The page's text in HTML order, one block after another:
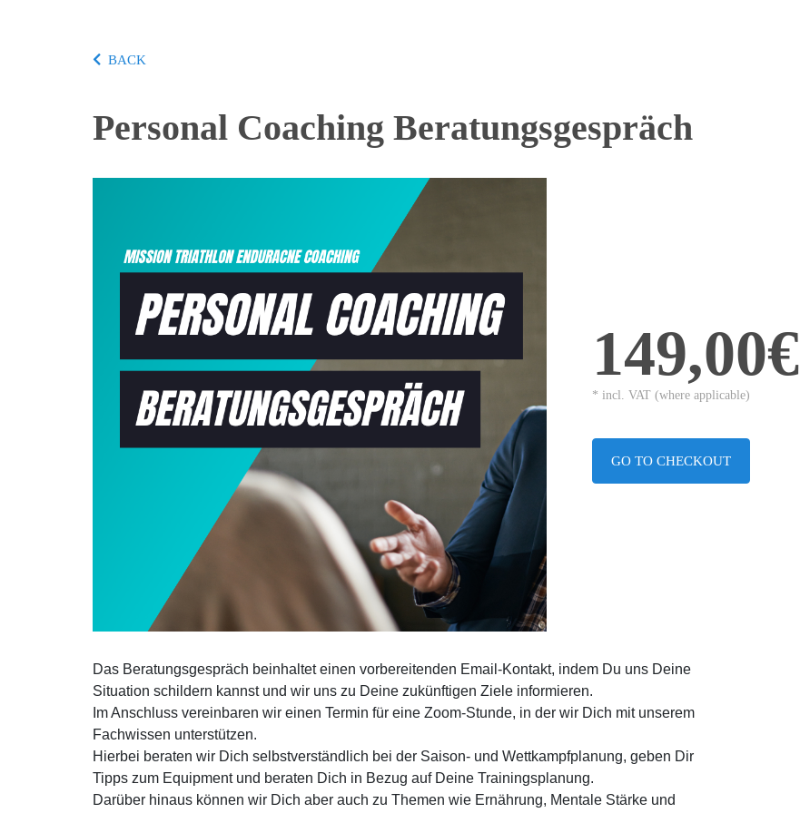
BACK
Personal Coaching Beratungsgespräch
149,00€
* incl. VAT (where applicable)
GO TO CHECKOUT
Das Beratungsgespräch beinhaltet einen vorbereitenden Email-Kontakt, indem Du uns Deine
Situation schildern kannst und wir uns zu Deine zukünftigen Ziele informieren.
Im Anschluss vereinbaren wir einen Termin für eine Zoom-Stunde, in der wir Dich mit unserem
Fachwissen unterstützen.
Hierbei beraten wir Dich selbstverständlich bei der Saison- und Wettkampfplanung, geben Dir
Tipps zum Equipment und beraten Dich in Bezug auf Deine Trainingsplanung.
Darüber hinaus können wir Dich aber auch zu Themen wie Ernährung, Mentale Stärke und